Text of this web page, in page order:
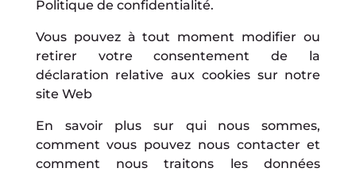
Politique de confidentialité.
Vous pouvez à tout moment modifier ou
retirer votre consentement de la
déclaration relative aux cookies sur notre
site Web
En savoir plus sur qui nous sommes,
comment vous pouvez nous contacter et
comment nous traitons les données